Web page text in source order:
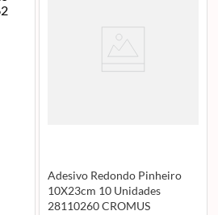
Adesivo Redondo Pinheiro
10X23cm 10 Unidades
28110260 CROMUS